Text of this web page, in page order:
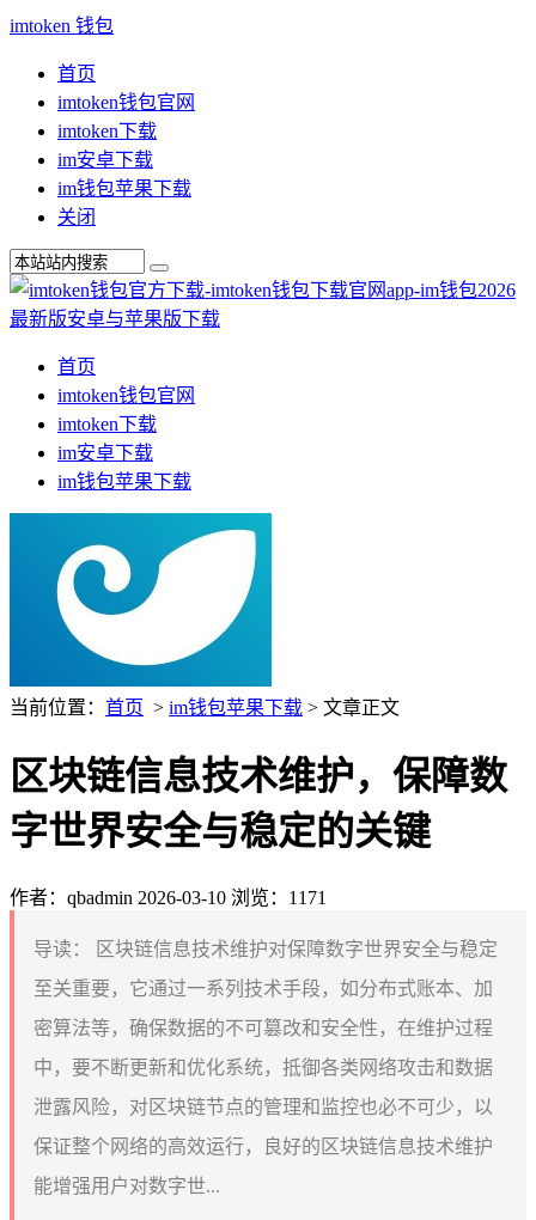
imtoken 钱包
首页
imtoken钱包官网
imtoken下载
im安卓下载
im钱包苹果下载
关闭
首页
imtoken钱包官网
imtoken下载
im安卓下载
im钱包苹果下载
当前位置： 首页 > im钱包苹果下载 > 文章正文
区块链信息技术维护，保障数
字世界安全与稳定的关键
作者：qbadmin 2026-03-10 浏览：1171
导读：
区块链信息技术维护对保障数字世界安全与稳定
至关重要，它通过一系列技术手段，如分布式账本、加
密算法等，确保数据的不可篡改和安全性，在维护过程
中，要不断更新和优化系统，抵御各类网络攻击和数据
泄露风险，对区块链节点的管理和监控也必不可少，以
保证整个网络的高效运行，良好的区块链信息技术维护
能增强用户对数字世...